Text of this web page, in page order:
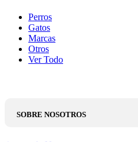
Perros
Gatos
Marcas
Otros
Ver Todo
SOBRE NOSOTROS